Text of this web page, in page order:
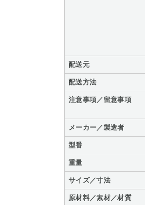
配送元
配送方法
注意事項／留意事項
メーカー／製造者
型番
重量
サイズ／寸法
原材料／素材／材質